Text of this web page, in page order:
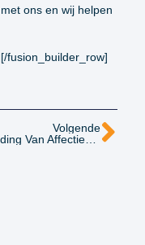
ons en wij helpen
fusion_builder_row]
Volgende
Vergoeding Van Affectieschade, Gaat Het Er Eindelijk Komen?